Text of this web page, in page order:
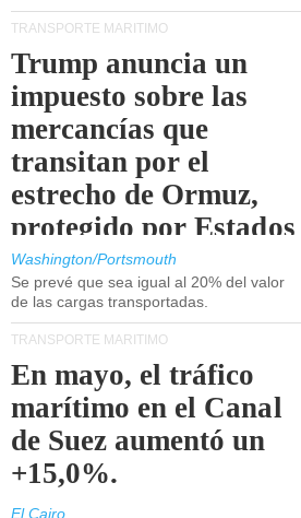
TRANSPORTE MARÍTIMO
Trump anuncia un
impuesto sobre las
mercancías que
transitan por el
estrecho de Ormuz,
protegido por Estados
Unidos.
Washington/Portsmouth
Se prevé que sea igual al 20% del valor
de las cargas transportadas.
TRANSPORTE MARÍTIMO
En mayo, el tráfico
marítimo en el Canal
de Suez aumentó un
+15,0%.
El Cairo